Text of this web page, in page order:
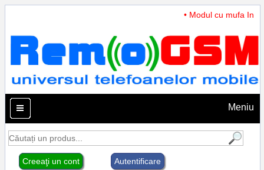
• Modul cu mufa
Meniu
Creeaţi un cont
Autentificare